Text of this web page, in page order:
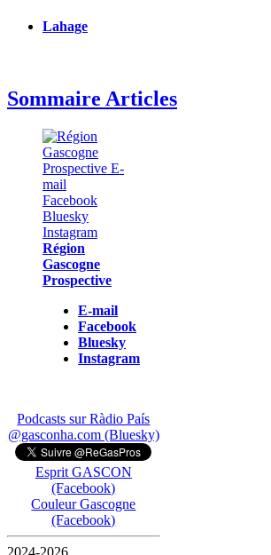
Lahage
Sommaire Articles
Région
Gascogne
Prospective
E-mail
Facebook
Bluesky
Instagram
Podcasts sur Ràdio País
@gasconha.com (Bluesky)
Esprit GASCON
(Facebook)
Couleur Gascogne
(Facebook)
2024-2026